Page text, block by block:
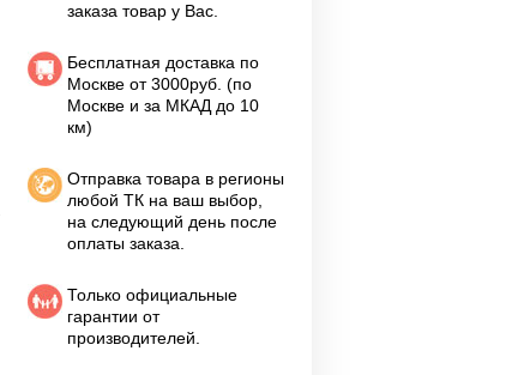
заказа товар у Вас.
Бесплатная доставка по
Москве от 3000руб. (по
Москве и за МКАД до 10
км)
Отправка товара в регионы
любой ТК на ваш выбор,
на следующий день после
оплаты заказа.
Только официальные
гарантии от
производителей.